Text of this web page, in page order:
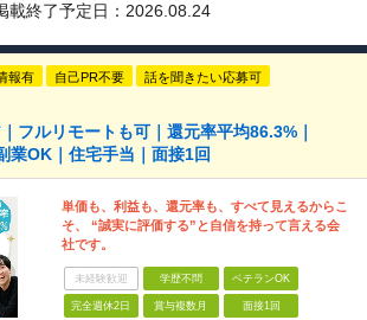
載終了予定日： 2026.08.24
報有 自己PR不要 話を聞きたい応募可
フルリモートも可｜還元率平均86.3%｜
業OK｜住宅手当｜面接1回
単価も、利益も、還元率も、すべて見えるからこ
そ、 “誠実に評価する”と自信を持って言える会
社です。
未経験歓迎 学歴不問 ベテランOK
完全週休2日 賞与複数月 面接1回